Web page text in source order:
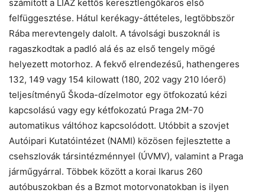
számított a LIAZ kettős keresztlengőkaros első
felfüggesztése. Hátul kerékagy-áttételes, legtöbbször
Rába merevtengely dalolt. A távolsági buszoknál is
ragaszkodtak a padló alá és az első tengely mögé
helyezett motorhoz. A fekvő elrendezésű, hathengeres
132, 149 vagy 154 kilowatt (180, 202 vagy 210 lóerő)
teljesítményű Škoda-dízelmotor egy ötfokozatú kézi
kapcsolású vagy egy kétfokozatú Praga 2M-70
automatikus váltóhoz kapcsolódott. Utóbbit a szovjet
Autóipari Kutatóintézet (NAMI) közösen fejlesztette a
csehszlovák társintézménnyel (ÚVMV), valamint a Praga
járműgyárral. Többek között a korai Ikarus 260
autóbuszokban és a Bzmot motorvonatokban is ilyen